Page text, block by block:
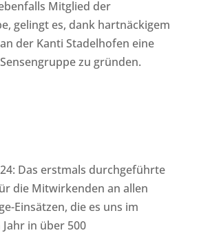
Mitglied der
gelingt es, dank hartnäckigem
der Kanti Stadelhofen eine
zu gründen.
Das erstmals durchgeführte
die Mitwirkenden an allen
Einsätzen, die es uns im
in über 500